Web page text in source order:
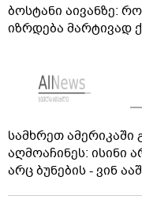
ბოსტანი აივანზე:
იზრდება მარტივად
სამხრეთ ამერიკაში
აღმოაჩინეს: ისინი
არც ბუნების - ვინ